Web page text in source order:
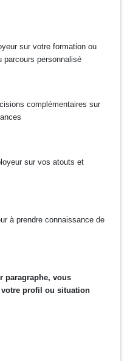
sur votre formation ou
parcours personnalisé
complémentaires sur
sur vos atouts et
à prendre connaissance de
paragraphe, vous
votre profil ou situation